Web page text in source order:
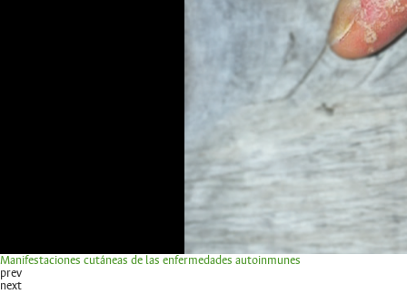
Manifestaciones cutáneas de las enfermedades autoinmunes
prev
next